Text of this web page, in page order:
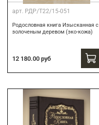
арт. РДР/Т22/15-051
Родословная книга Изысканная с
золоченым деревом (эко-кожа)
12 180.00 руб